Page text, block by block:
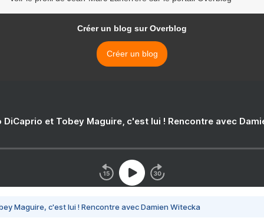
Créer un blog sur Overblog
Créer un blog
DiCaprio et Tobey Maguire, c'est lui ! Rencontre avec
Maguire, c'est lui ! Rencontre avec Damien Witecka